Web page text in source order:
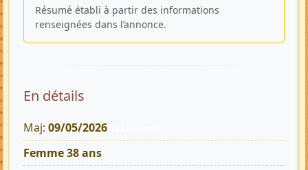
Résumé établi à partir des informations
renseignées dans l’annonce.
En détails
Maj: 09/05/2026
Femme 38 ans